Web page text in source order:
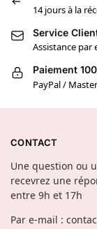
14 jours à la
Service
Assistance par
Paiement
PayPal /
CONTACT
Une question ou
recevrez une
entre 9h et 17h
Par e-mail :